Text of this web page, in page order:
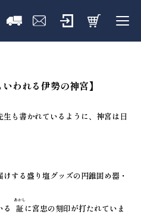
われる伊勢の神宮】
も書かれているように、神宮は日
する盛り塩グッズの円錐固め器・
証
あかし
に宮忠の刻印が打たれていま